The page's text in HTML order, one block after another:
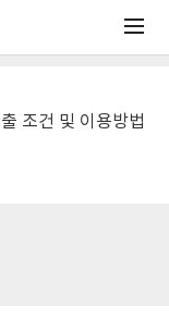
조건 및 이용방법